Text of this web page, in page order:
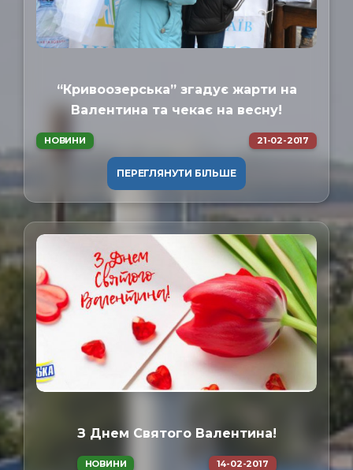
“Кривоозерська” згадує жарти на
Валентина та чекає на весну!
НОВИНИ 21-02-2017
ПЕРЕГЛЯНУТИ БІЛЬШЕ
З Днем Святого Валентина!
НОВИНИ 14-02-2017